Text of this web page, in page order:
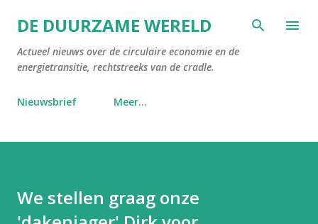
Doorgaan naar hoofdcontent
DE DUURZAME WERELD
Actueel nieuws over de circulaire economie en de
energietransitie, rechtstreeks van de cradle.
Nieuwsbrief Meer…
We stellen graag onze